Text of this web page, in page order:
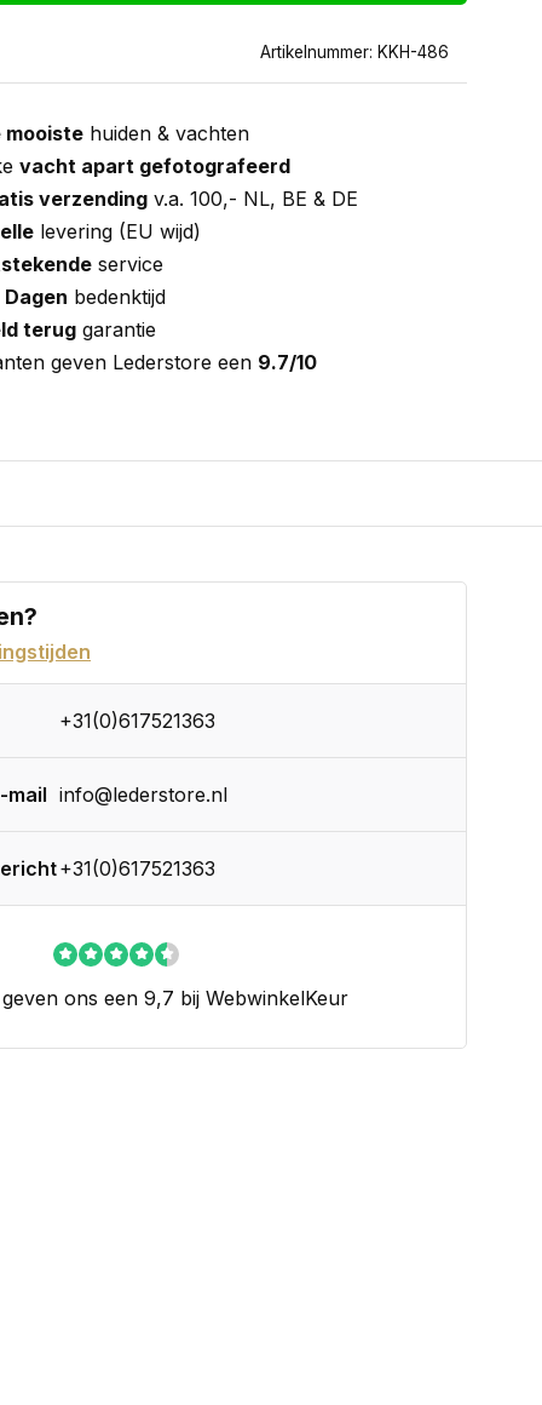
Artikelnummer: KKH-486
mooiste huiden & vachten
vacht apart gefotografeerd
verzending v.a. 100,- NL, BE & DE
levering (EU wijd)
service
bedenktijd
terug garantie
geven Lederstore een 9.7/10
+31(0)617521363
mail info@lederstore.nl
+31(0)617521363
ons een 9,7 bij WebwinkelKeur